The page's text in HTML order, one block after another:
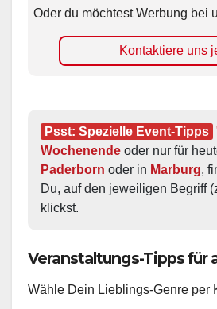
Oder du möchtest Werbung bei
Kontaktiere uns
Psst: Spezielle Event-Tipps
Wochenende oder nur für
Paderborn oder in Marburg,
Du, auf den jeweiligen Begriff
klickst.
Veranstaltungs-Tipps für
Wähle Dein Lieblings-Genre per